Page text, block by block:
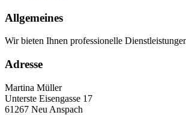
Allgemeines
Wir bieten Ihnen professionelle
Adresse
Martina Müller
Unterste Eisengasse 17
61267 Neu Anspach